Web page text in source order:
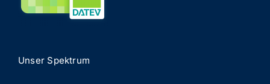
Unser Spek­trum